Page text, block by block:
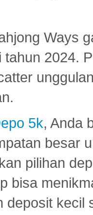
Ways
tahun 2024.
5k, Anda
besar
pilihan
bisa
deposit